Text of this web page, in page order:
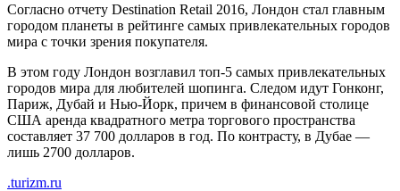
Согласно отчету Destination Retail 2016, Лондон стал главным
городом планеты в рейтинге самых привлекательных городов
мира с точки зрения покупателя.
В этом году Лондон возглавил топ-5 самых привлекательных
городов мира для любителей шопинга. Следом идут Гонконг,
Париж, Дубай и Нью-Йорк, причем в финансовой столице
США аренда квадратного метра торгового пространства
составляет 37 700 долларов в год. По контрасту, в Дубае —
лишь 2700 долларов.
.turizm.ru